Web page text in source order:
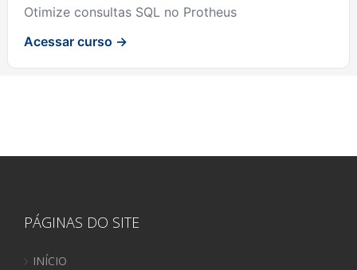
Otimize consultas SQL no Protheus
Acessar curso →
PÁGINAS DO SITE
INÍCIO